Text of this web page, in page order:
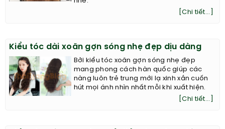
[Chi tiết...]
Kiểu tóc dài xoăn gợn sóng nhẹ đẹp dịu dàng
Bởi kiểu tóc xoăn gợn sóng nhẹ đẹp
mang phong cách hàn quốc giúp các
nàng luôn trẻ trung mới lạ xinh xắn cuốn
hút mọi ánh nhìn nhất mỗi khi xuất hiện.
[Chi tiết...]